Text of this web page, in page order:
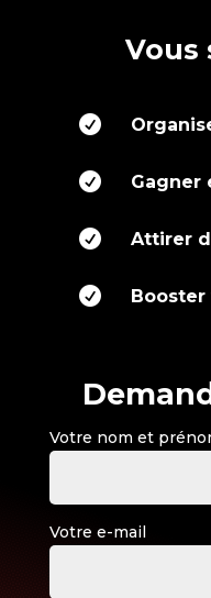
Vous

 Gagner
 Attirer

Votre nom et
Votre e-mail